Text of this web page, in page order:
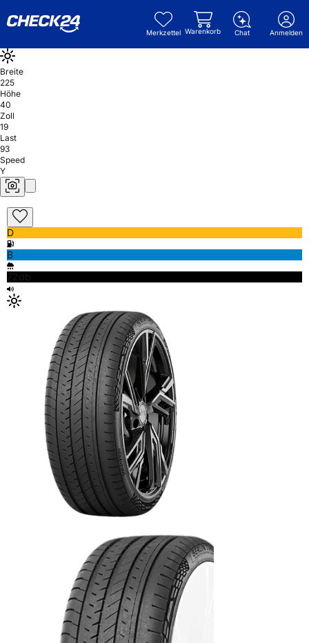
Merkzettel Warenkorb Chat Anmelden
Breite
225
Höhe
40
Zoll
19
Last
93
Speed
Y
D
B
72db